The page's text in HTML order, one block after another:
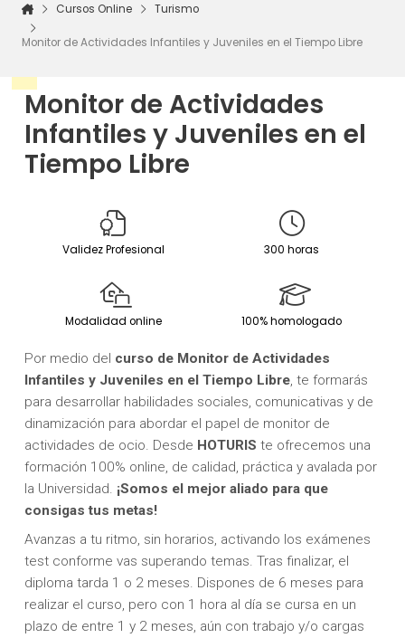
Monitor de Actividades
Infantiles y Juveniles en el
Tiempo Libre
Validez Profesional 300 horas
Modalidad online 100% homologado
Por medio del curso de Monitor de Actividades
Infantiles y Juveniles en el Tiempo Libre, te formarás
para desarrollar habilidades sociales, comunicativas y de
dinamización para abordar el papel de monitor de
actividades de ocio. Desde HOTURIS te ofrecemos una
formación 100% online, de calidad, práctica y avalada por
la Universidad. ¡Somos el mejor aliado para que
consigas tus metas!
Avanzas a tu ritmo, sin horarios, activando los exámenes
test conforme vas superando temas. Tras finalizar, el
diploma tarda 1 o 2 meses. Dispones de 6 meses para
realizar el curso, pero con 1 hora al día se cursa en un
plazo de entre 1 y 2 meses, aún con trabajo y/o cargas
Cursos Online Turismo
Monitor de Actividades Infantiles y Juveniles en el Tiempo Libre